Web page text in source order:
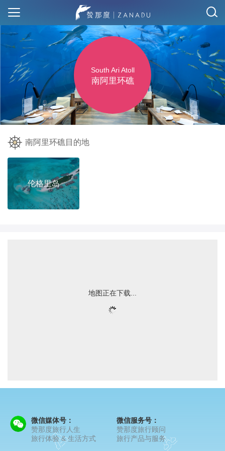
South Ari Atoll
南阿里环礁
南阿里环礁目的地
伦格里岛
地图正在下载...
微信媒体号：
赞那度旅行人生
旅行体验 & 生活方式
微信服务号：
赞那度旅行顾问
旅行产品与服务